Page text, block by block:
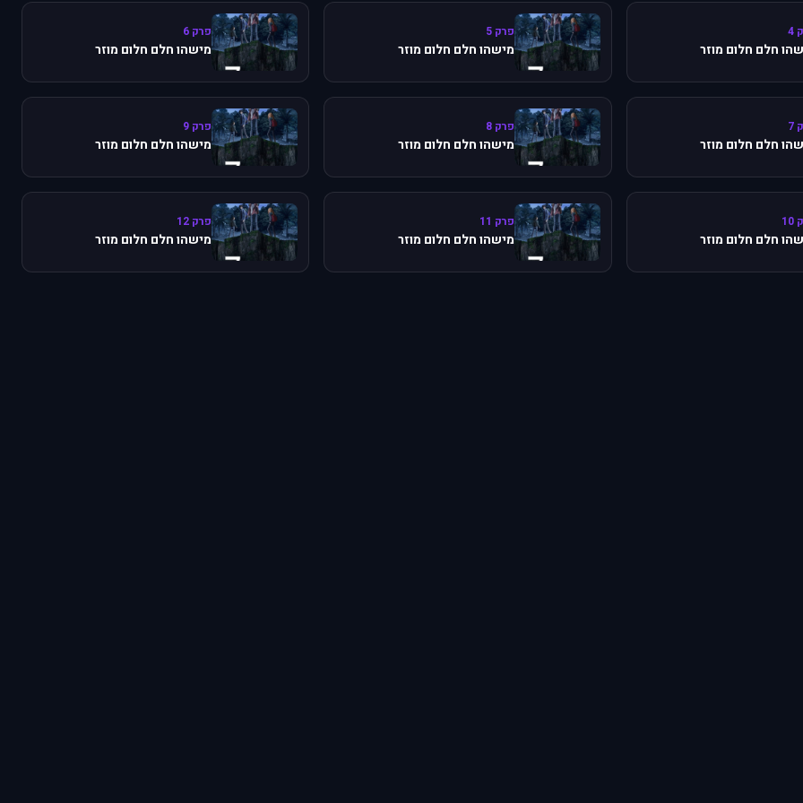
חלם חלום מוזר
פרק 5
מישהו חלם חלום מוזר
פרק 6
מישהו חלם חלום מוזר
חלם חלום מוזר
פרק 8
מישהו חלם חלום מוזר
פרק 9
מישהו חלם חלום מוזר
חלם חלום מוזר
פרק 11
מישהו חלם חלום מוזר
פרק 12
מישהו חלם חלום מוזר